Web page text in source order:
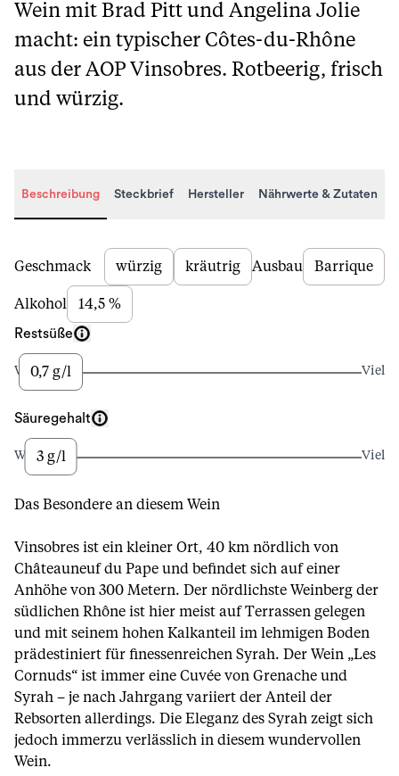
Wein mit Brad Pitt und Angelina Jolie
macht: ein typischer Côtes-du-Rhône
aus der AOP Vinsobres. Rotbeerig, frisch
und würzig.
Beschreibung Steckbrief Hersteller Nährwerte & Zutaten
Beschreibung
Geschmack würzig kräutrig Ausbau Barrique
Alkohol 14,5 %
Restsüße
Wenig0,7 g/l Viel
Säuregehalt
Wenig3 g/l Viel
Das Besondere an diesem Wein
Vinsobres ist ein kleiner Ort, 40 km nördlich von
Châteauneuf du Pape und befindet sich auf einer
Anhöhe von 300 Metern. Der nördlichste Weinberg der
südlichen Rhône ist hier meist auf Terrassen gelegen
und mit seinem hohen Kalkanteil im lehmigen Boden
prädestiniert für finessenreichen Syrah. Der Wein „Les
Cornuds“ ist immer eine Cuvée von Grenache und
Syrah – je nach Jahrgang variiert der Anteil der
Rebsorten allerdings. Die Eleganz des Syrah zeigt sich
jedoch immerzu verlässlich in diesem wundervollen
Wein.